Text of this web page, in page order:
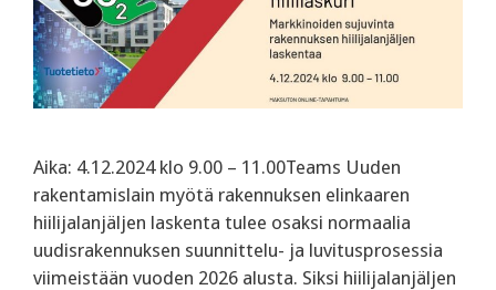
Aika: 4.12.2024 klo 9.00 – 11.00Teams Uuden
rakentamislain myötä rakennuksen elinkaaren
hiilijalanjäljen laskenta tulee osaksi normaalia
uudisrakennuksen suunnittelu- ja luvitusprosessia
viimeistään vuoden 2026 alusta. Siksi hiilijalanjäljen